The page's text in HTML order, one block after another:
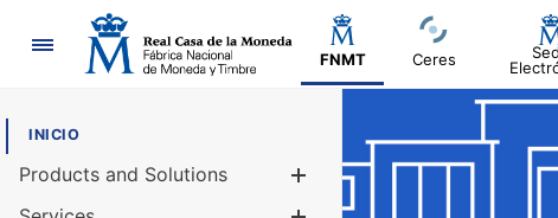
Navigation
FNMT Ceres
INICIO
Products and Solutions